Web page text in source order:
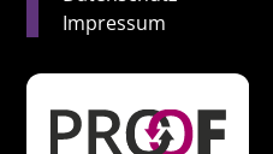
Impressum